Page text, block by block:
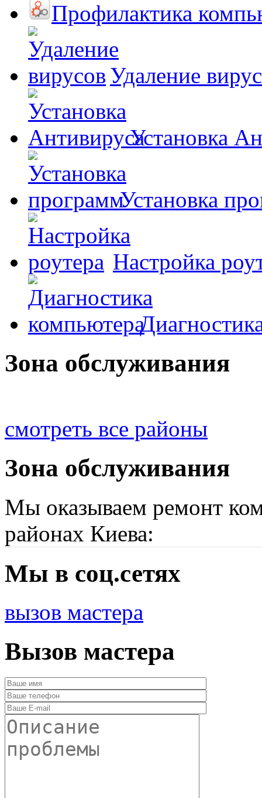
Профилактика
Удаление
Установка
Установка
Настройка
Зона обслуживания
смотреть все районы
Зона обслуживания
Мы оказываем ремонт
районах Киева:
Мы в соц.сетях
вызов мастера
Вызов мастера